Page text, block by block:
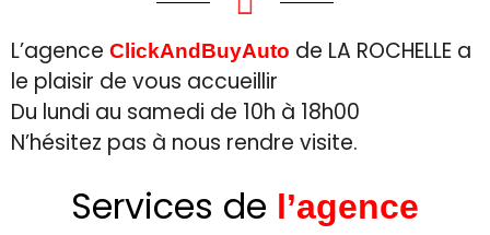
L’agence ClickAndBuyAuto de LA ROCHELLE a
le plaisir de vous accueillir
Du lundi au samedi de 10h à 18h00
N’hésitez pas à nous rendre visite.
Services de l’agence